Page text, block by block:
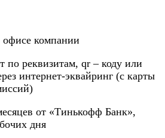
компании
по реквизитам, qr – коду или
интернет-эквайринг (с карты
от «Тинькофф Банк»,
дня